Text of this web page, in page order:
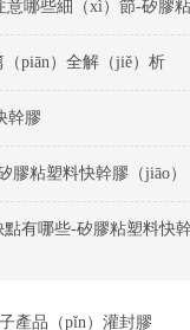
piān）全解（jiě）析
幹膠
膠粘塑料快幹膠（jiāo）
點有哪些-矽膠粘塑料快
產品（pǐn）灌封膠